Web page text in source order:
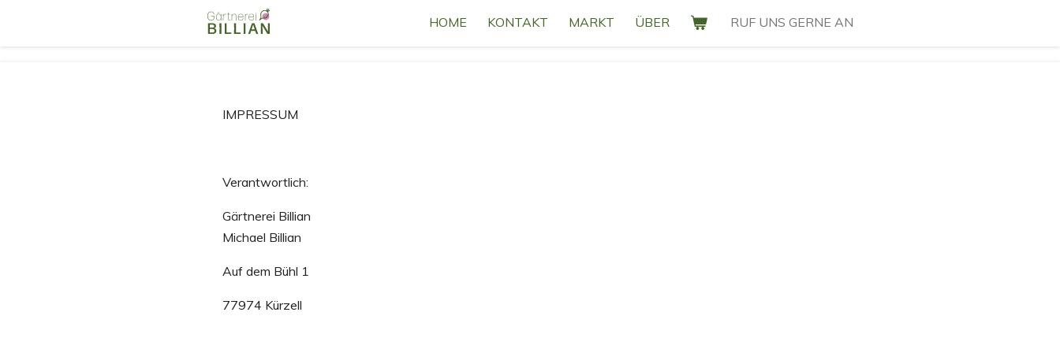
HOME KONTAKT MARKT ÜBER RUF UNS GERNE AN
IMPRESSUM
Verantwortlich:
Gärtnerei Billian
Michael Billian
Auf dem Bühl 1
77974 Kürzell